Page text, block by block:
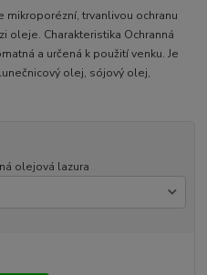
mikroporézní, trvanlivou ochranu
oleje. Charakteristika Ochranná
a určená k použití venku. Je
olej, sójový olej,
olejová lazura